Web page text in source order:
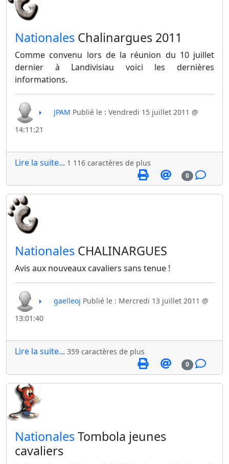
​Nationales Chalinargues 2011
Comme convenu lors de la réunion du 10 juillet
dernier à Landivisiau voici les dernières
informations.
JPAM Publié le : Vendredi 15 juillet 2011 @
14:11:21
Lire la suite... 1 116 caractères de plus
0
​Nationales CHALINARGUES
Avis aux nouveaux cavaliers sans tenue !
gaelleoj Publié le : Mercredi 13 juillet 2011 @
13:01:40
Lire la suite... 359 caractères de plus
0
​NationalesTombola jeunes
cavaliers